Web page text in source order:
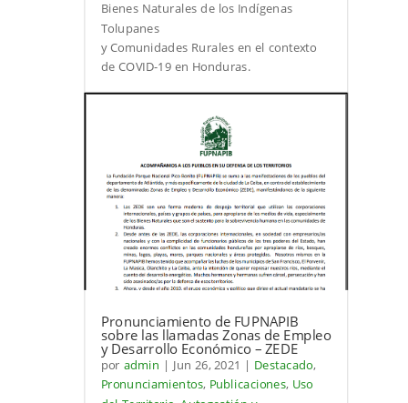
Bienes Naturales de los Indígenas
Tolupanes
y Comunidades Rurales en el contexto
de COVID-19 en Honduras.
Pronunciamiento de FUPNAPIB
sobre las llamadas Zonas de Empleo
y Desarrollo Económico – ZEDE
por admin | Jun 26, 2021 | Destacado,
Pronunciamientos, Publicaciones, Uso